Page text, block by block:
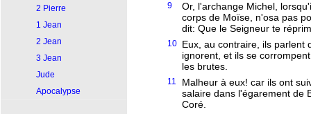
2 Pierre
1 Jean
2 Jean
3 Jean
Jude
Apocalypse
9
Or, l'archange Michel,
corps de Moïse, n'osa pas
dit: Que le Seigneur te
10 Eux, au contraire, ils parlent
ignorent, et ils se
les brutes.
11
Malheur à eux! car ils ont
salaire dans l'égarement de
Coré.